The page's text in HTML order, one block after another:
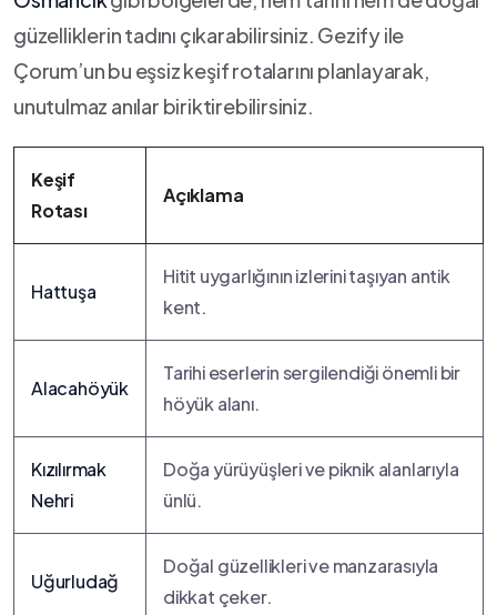
güzelliklerin ​tadını çıkarabilirsiniz. Gezify ile
Çorum’un bu eşsiz keşif rotalarını planlayarak,
unutulmaz anılar biriktirebilirsiniz.
Keşif
Rotası
Açıklama
Hattuşa
Hitit uygarlığının izlerini taşıyan antik
kent.
Alacahöyük
Tarihi eserlerin sergilendiği önemli bir
höyük alanı.
Kızılırmak
Nehri
Doğa‍ yürüyüşleri ve piknik alanlarıyla
ünlü.
Uğurludağ
Doğal güzellikleri ve manzarasıyla ​
dikkat çeker.